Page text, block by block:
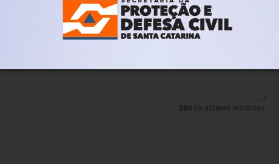
lo. Nos reservamos ao direito de reprovar ou eliminar comentários em desacordo
500caracteres restantes.